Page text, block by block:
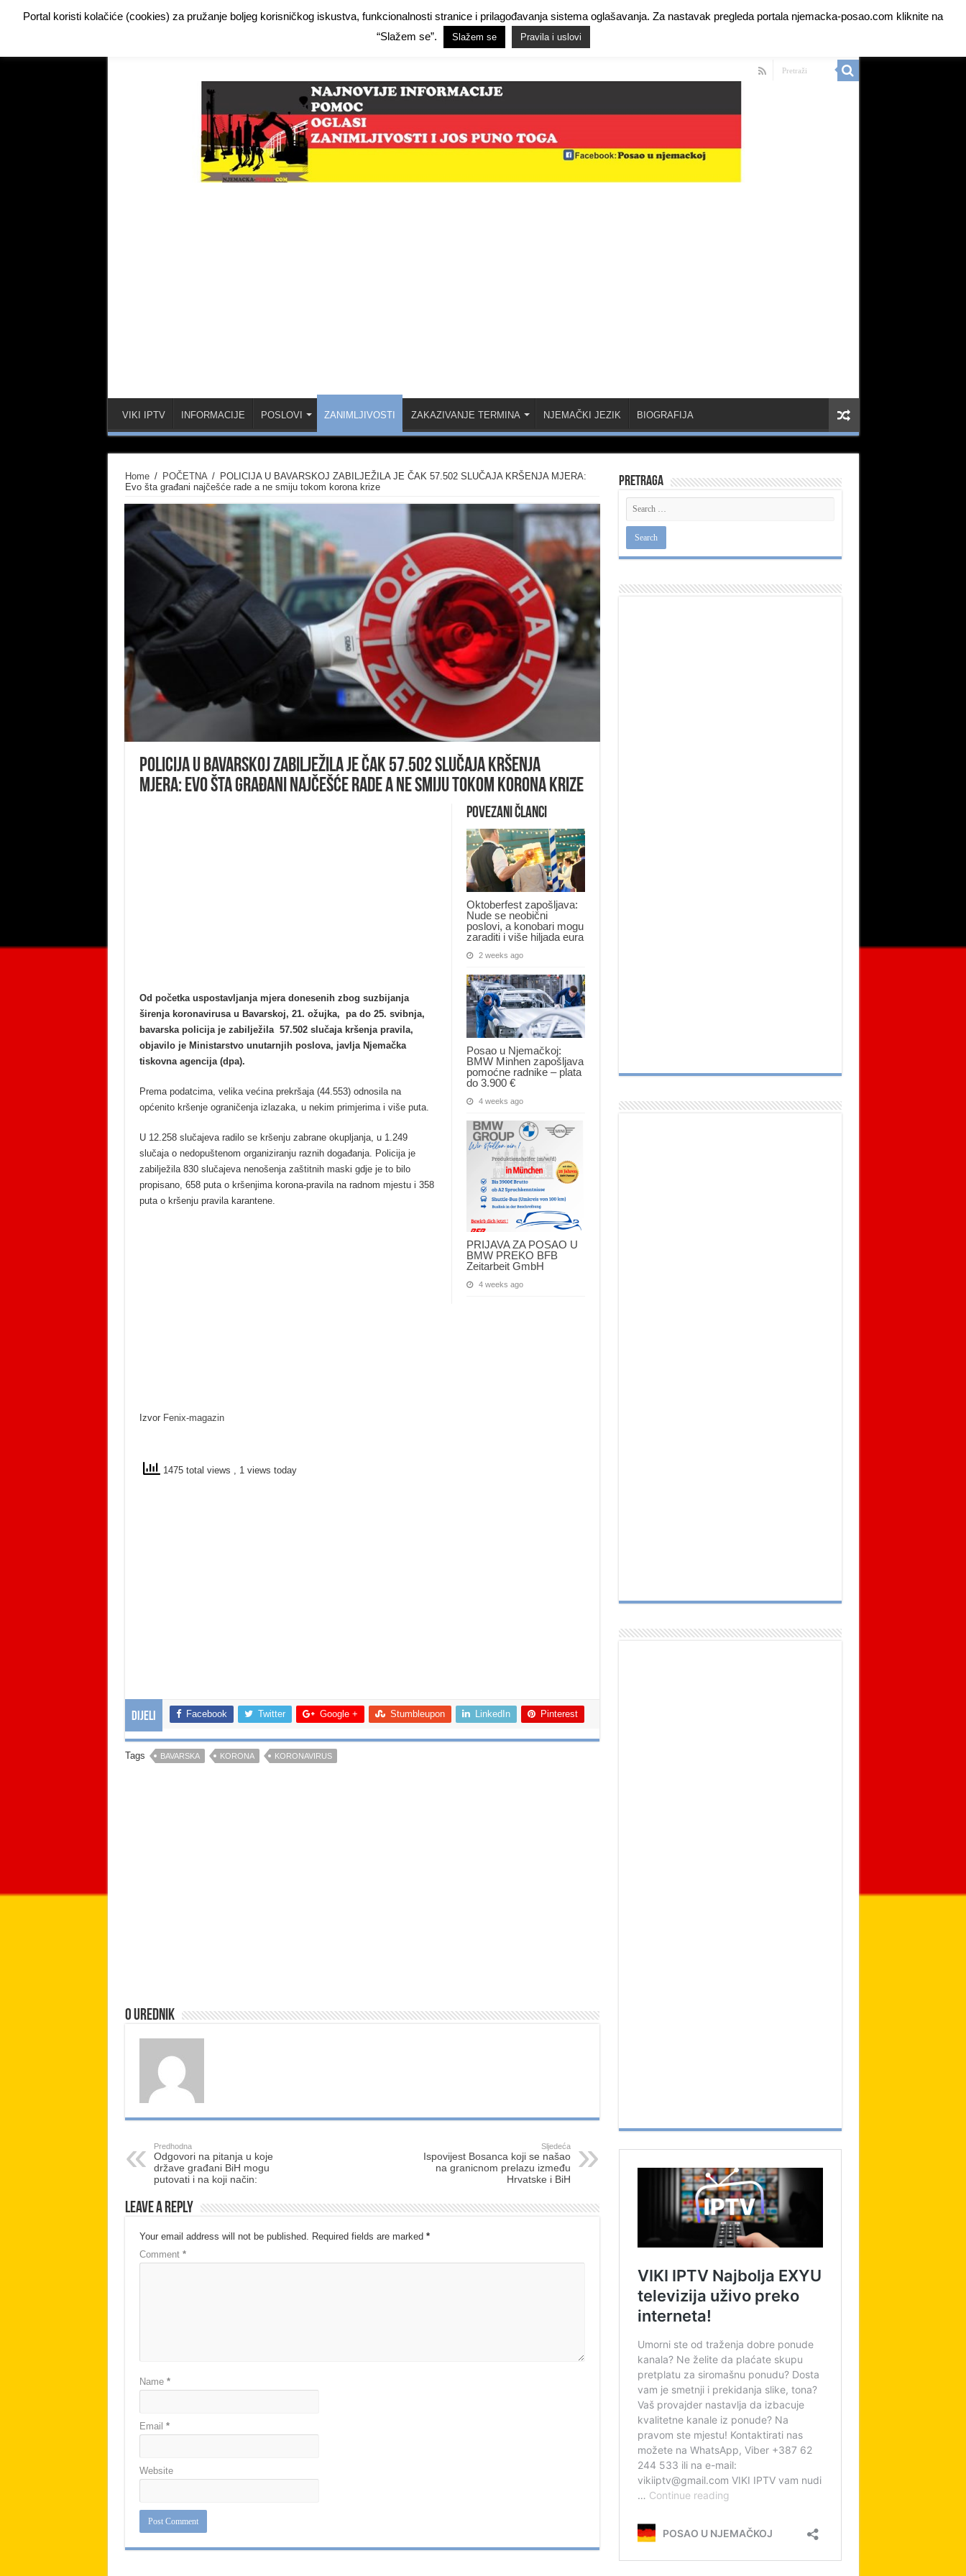
Facebook Demo Hide Ads for Premium Members
O NAMA PRAVILA I USLOVI
VIKI IPTV INFORMACIJE POSLOVI ZANIMLJIVOSTI ZAKAZIVANJE TERMINA NJEMAČKI JEZIK BIOGRAFIJA
Home / POČETNA /
POLICIJA U BAVARSKOJ ZABILJEŽILA JE ČAK 57.502 SLUČAJA KRŠENJA MJERA:
Evo šta građani najčešće rade a ne smiju tokom korona krize
POLICIJA U BAVARSKOJ ZABILJEŽILA JE ČAK 57.502 SLUČAJA KRŠENJA
MJERA: Evo šta građani najčešće rade a ne smiju tokom korona krize
Povezani članci
Oktoberfest zapošljava:
Nude se neobični
poslovi, a konobari mogu
zaraditi i više hiljada eura
2 weeks ago
Posao u Njemačkoj:
BMW Minhen zapošljava
pomoćne radnike – plata
do 3.900 €
4 weeks ago
PRIJAVA ZA POSAO U
BMW PREKO BFB
Zeitarbeit GmbH
4 weeks ago
Od početka uspostavljanja mjera donesenih zbog suzbijanja
širenja koronavirusa u Bavarskoj, 21. ožujka, pa do 25. svibnja,
bavarska policija je zabilježila 57.502 slučaja kršenja pravila,
objavilo je Ministarstvo unutarnjih poslova, javlja Njemačka
tiskovna agencija (dpa).
Prema podatcima, velika većina prekršaja (44.553) odnosila na
općenito kršenje ograničenja izlazaka, u nekim primjerima i više puta.
U 12.258 slučajeva radilo se kršenju zabrane okupljanja, u 1.249
slučaja o nedopuštenom organiziranju raznih događanja. Policija je
zabilježila 830 slučajeva nenošenja zaštitnih maski gdje je to bilo
propisano, 658 puta o kršenjima korona-pravila na radnom mjestu i 358
puta o kršenju pravila karantene.
Izvor Fenix-magazin
1475 total views , 1 views today
Dijeli Facebook Twitter Google + Stumbleupon LinkedIn Pinterest
Tags BAVARSKA KORONA KORONAVIRUS
O urednik
Predhodna
Odgovori na pitanja u koje
države građani BiH mogu
putovati i na koji način:
Sljedeća
Ispovijest Bosanca koji se našao
na granicnom prelazu između
Hrvatske i BiH
Leave a Reply
Your email address will not be published. Required fields are marked *
Comment *
Name *
Email *
Website
Pretraga
Portal koristi kolačiće (cookies) za pružanje boljeg korisničkog iskustva, funkcionalnosti stranice i prilagođavanja sistema oglašavanja. Za nastavak pregleda portala njemacka-posao.com kliknite na
“Slažem se”.
Slažem se Pravila i uslovi